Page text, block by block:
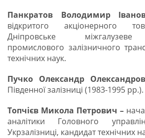
Панкратов Володимир
відкритого акціонерного
Дніпровське міжгалузеве
промислового залізничного
технічних наук.
Пучко Олександр
Південної залізниці (1983-1995 рр.).
Топчієв Микола Петрович –
аналітики Головного
Укрзалізниці, кандидат технічних